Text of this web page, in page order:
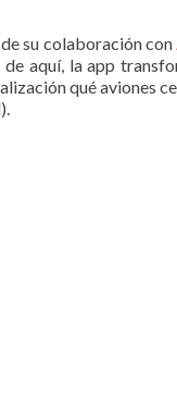
su colaboración con
aquí, la app
qué aviones